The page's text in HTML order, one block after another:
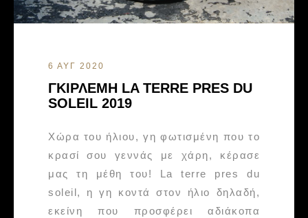
6 ΑΥΓ 2020
ΓΚΙΡΛΕΜΗ LA TERRE PRES DU
SOLEIL 2019
Χώρα του ήλιου, γη φωτισμένη που το
κρασί σου γεννάς με χάρη, κέρασε
μας τη μέθη του! La terre pres du
soleil, η γη κοντά στον ήλιο δηλαδή,
εκείνη που προσφέρει αδιάκοπα